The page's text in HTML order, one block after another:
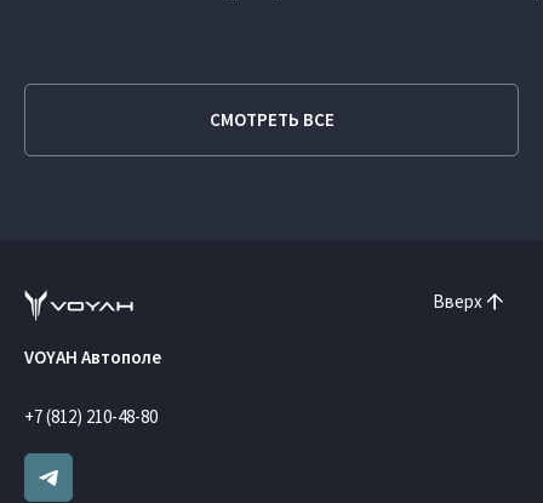
СМОТРЕТЬ ВСЕ
Вверх
VOYAH Автополе
+7 (812) 210-48-80